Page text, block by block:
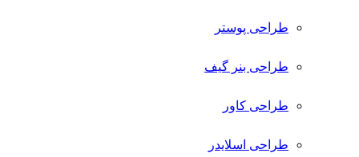
طراحی پوستر
طراحی بنر گیف
طراحی کاور
طراحی اسلایدر